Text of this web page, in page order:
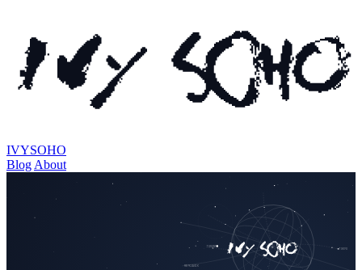
IVYSOHO
Blog About
TOKYO
REYKJAVIK
TORONTO